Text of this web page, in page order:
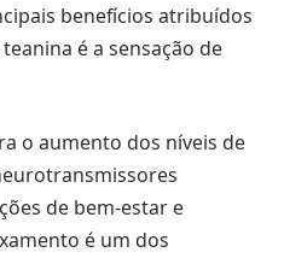
benefícios atribuídos
é a sensação de
o aumento dos níveis de
de bem-estar e
é um dos